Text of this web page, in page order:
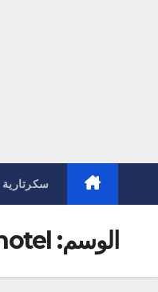
سكرتارية
الوسم: